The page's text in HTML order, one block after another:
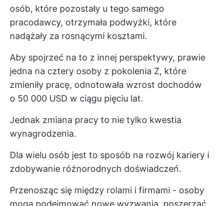
osób, które pozostały u tego samego
pracodawcy, otrzymała podwyżki, które
nadążały za rosnącymi kosztami.
Aby spojrzeć na to z innej perspektywy, prawie
jedna na cztery osoby z pokolenia Z, które
zmieniły pracę, odnotowała wzrost dochodów
o 50 000 USD w ciągu pięciu lat.
Jednak zmiana pracy to nie tylko kwestia
wynagrodzenia.
Dla wielu osób jest to sposób na rozwój kariery i
zdobywanie różnorodnych doświadczeń.
Przenosząc się między rolami i firmami - osoby
mogą podejmować nowe wyzwania, poszerzać